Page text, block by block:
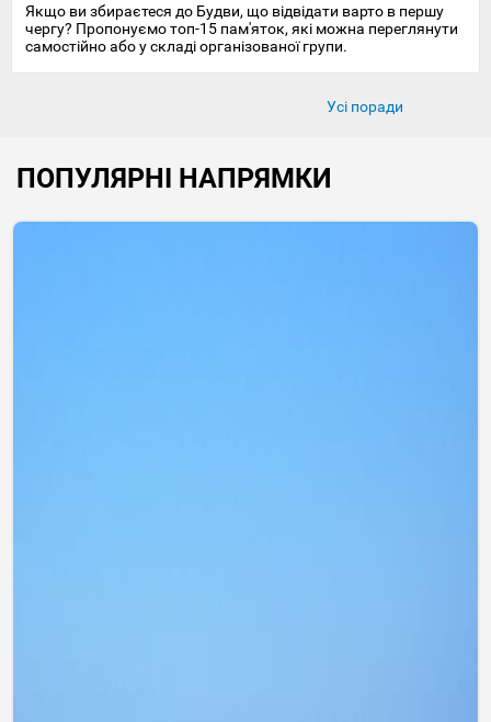
Якщо ви збираєтеся до Будви, що відвідати варто в першу
чергу? Пропонуємо топ-15 пам'яток, які можна переглянути
самостійно або у складі організованої групи.
Усі поради
ПОПУЛЯРНІ НАПРЯМКИ